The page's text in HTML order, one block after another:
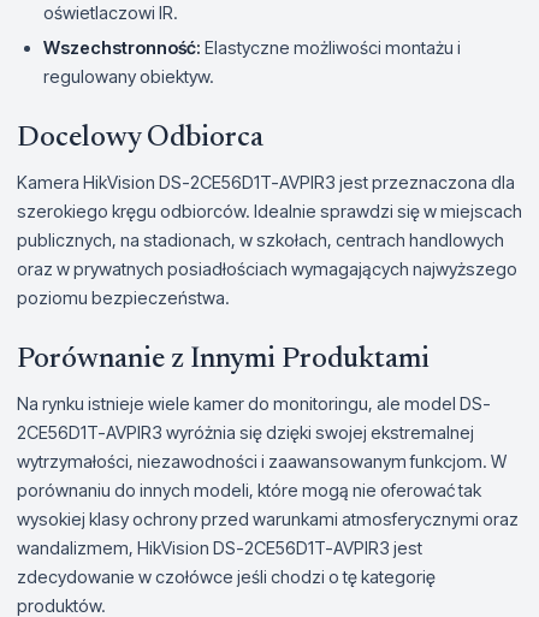
oświetlaczowi IR.
Wszechstronność: Elastyczne możliwości montażu i
regulowany obiektyw.
Docelowy Odbiorca
Kamera HikVision DS-2CE56D1T-AVPIR3 jest przeznaczona dla
szerokiego kręgu odbiorców. Idealnie sprawdzi się w miejscach
publicznych, na stadionach, w szkołach, centrach handlowych
oraz w prywatnych posiadłościach wymagających najwyższego
poziomu bezpieczeństwa.
Porównanie z Innymi Produktami
Na rynku istnieje wiele kamer do monitoringu, ale model DS-
2CE56D1T-AVPIR3 wyróżnia się dzięki swojej ekstremalnej
wytrzymałości, niezawodności i zaawansowanym funkcjom. W
porównaniu do innych modeli, które mogą nie oferować tak
wysokiej klasy ochrony przed warunkami atmosferycznymi oraz
wandalizmem, HikVision DS-2CE56D1T-AVPIR3 jest
zdecydowanie w czołówce jeśli chodzi o tę kategorię
produktów.